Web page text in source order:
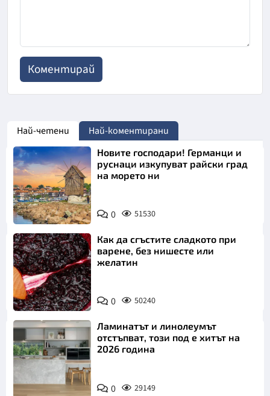
Най-четени Най-коментирани
Новите господари! Германци и
руснаци изкупуват райски град
на морето ни
0 51530
Как да сгъстите сладкото при
варене, без нишесте или
желатин
0 50240
Ламинатът и линолеумът
отстъпват, този под е хитът на
2026 година
0 29149